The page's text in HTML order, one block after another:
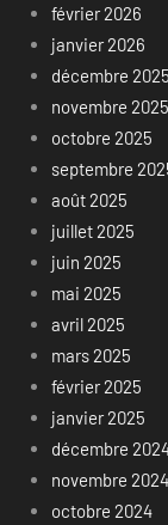
février 2026
janvier 2026
décembre 2025
novembre 2025
octobre 2025
septembre
août 2025
juillet 2025
juin 2025
mai 2025
avril 2025
mars 2025
février 2025
janvier 2025
décembre
novembre 2024
octobre 2024